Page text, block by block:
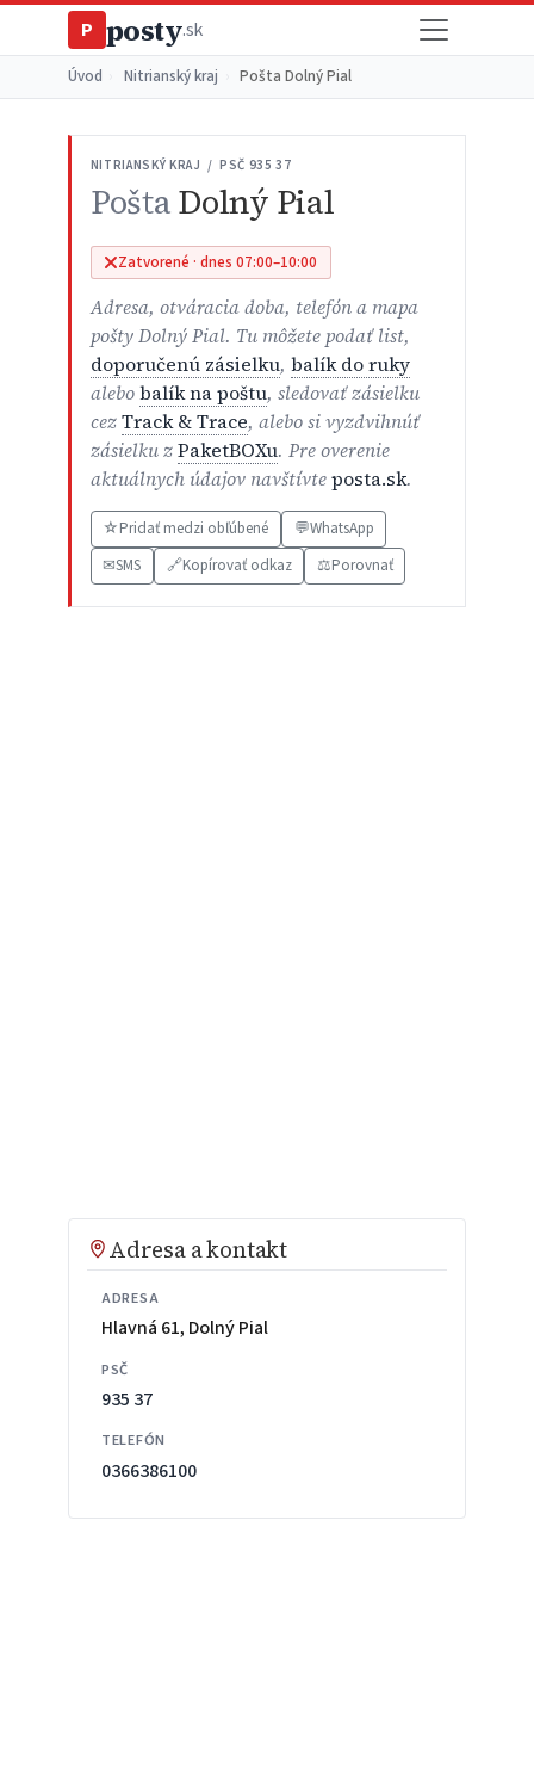
P posty.sk
Úvod Nitrianský kraj Pošta Dolný Pial
NITRIANSKÝ KRAJ / PSČ 935 37
PoštaDolný Pial
Zatvorené · dnes 07:00–10:00
Adresa, otváracia doba, telefón a mapa
pošty Dolný Pial. Tu môžete podať list,
doporučenú zásielku, balík do ruky
alebobalík na poštu, sledovať zásielku
cezTrack & Trace, alebo si vyzdvihnúť
zásielku zPaketBOXu. Pre overenie
aktuálnych údajov navštívteposta.sk.
☆Pridať medzi obľúbené 💬WhatsApp
✉SMS 🔗Kopírovať odkaz ⚖️Porovnať
Adresa a kontakt
ADRESA
Hlavná 61, Dolný Pial
PSČ
935 37
TELEFÓN
0366386100